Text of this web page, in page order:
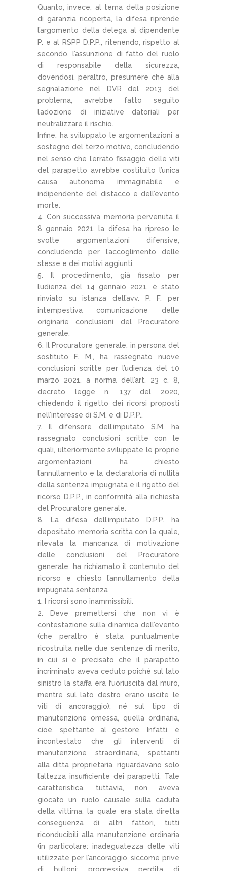
Quanto, invece, al tema della posizione
di garanzia ricoperta, la difesa riprende
l’argomento della delega al dipendente
P. e al RSPP D.P.P., ritenendo, rispetto al
secondo, l’assunzione di fatto del ruolo
di responsabile della sicurezza,
dovendosi, peraltro, presumere che alla
segnalazione nel DVR del 2013 del
problema, avrebbe fatto seguito
l’adozione di iniziative datoriali per
neutralizzare il rischio.
Infine, ha sviluppato le argomentazioni a
sostegno del terzo motivo, concludendo
nel senso che l’errato fissaggio delle viti
del parapetto avrebbe costituito l’unica
causa autonoma immaginabile e
indipendente del distacco e dell’evento
morte.
4. Con successiva memoria pervenuta il
8 gennaio 2021, la difesa ha ripreso le
svolte argomentazioni difensive,
concludendo per l’accoglimento delle
stesse e dei motivi aggiunti.
5. Il procedimento, già fissato per
l’udienza del 14 gennaio 2021, è stato
rinviato su istanza dell’avv. P. F. per
intempestiva comunicazione delle
originarie conclusioni del Procuratore
generale.
6. Il Procuratore generale, in persona del
sostituto F. M., ha rassegnato nuove
conclusioni scritte per l’udienza del 10
marzo 2021, a norma dell’art. 23 c. 8,
decreto legge n. 137 del 2020,
chiedendo il rigetto dei ricorsi proposti
nell’interesse di S.M. e di D.P.P..
7. Il difensore dell’imputato S.M. ha
rassegnato conclusioni scritte con le
quali, ulteriormente sviluppate le proprie
argomentazioni, ha chiesto
l’annullamento e la declaratoria di nullità
della sentenza impugnata e il rigetto del
ricorso D.P.P., in conformità alla richiesta
del Procuratore generale.
8. La difesa dell’imputato D.P.P. ha
depositato memoria scritta con la quale,
rilevata la mancanza di motivazione
delle conclusioni del Procuratore
generale, ha richiamato il contenuto del
ricorso e chiesto l’annullamento della
impugnata sentenza
1. I ricorsi sono inammissibili.
2. Deve premettersi che non vi è
contestazione sulla dinamica dell’evento
(che peraltro è stata puntualmente
ricostruita nelle due sentenze di merito,
in cui si è precisato che il parapetto
incriminato aveva ceduto poiché sul lato
sinistro la staffa era fuoriuscita dal muro,
mentre sul lato destro erano uscite le
viti di ancoraggio); né sul tipo di
manutenzione omessa, quella ordinaria,
cioè, spettante al gestore. Infatti, è
incontestato che gli interventi di
manutenzione straordinaria, spettanti
alla ditta proprietaria, riguardavano solo
l’altezza insufficiente dei parapetti. Tale
caratteristica, tuttavia, non aveva
giocato un ruolo causale sulla caduta
della vittima, la quale era stata diretta
conseguenza di altri fattori, tutti
riconducibili alla manutenzione ordinaria
(in particolare: inadeguatezza delle viti
utilizzate per l’ancoraggio, siccome prive
di bulloni; progressiva perdita di